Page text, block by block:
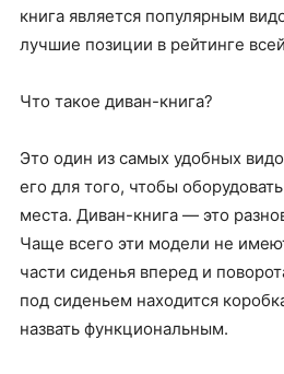
книга является популярным
лучшие позиции в рейтинге
Что такое диван-книга?
Это один из самых удобных
его для того, чтобы
места. Диван-книга — это
Чаще всего эти модели не
части сиденья вперед и
под сиденьем находится
назвать функциональным.